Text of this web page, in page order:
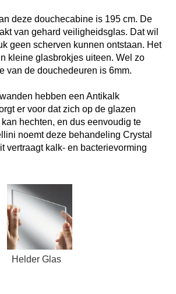
deze douchecabine is 195 cm. De
van gehard veiligheidsglas. Dat wil
geen scherven kunnen ontstaan. Het
kleine glasbrokjes uiteen. Wel zo
van de douchedeuren is 6mm.
hebben een Antikalk
er voor dat zich op de glazen
hechten, en dus eenvoudig te
noemt deze behandeling Crystal
vertraagt kalk- en bacterievorming
Glas